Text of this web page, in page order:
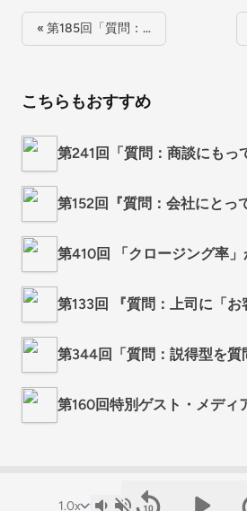
« 第185回「質問：…
こちらもおすすめ
第241回「質問：商談にもっ
第152回『質問：会社にとっ
第410回 「クロージング率
第133回 『質問：上司に「
第344回「質問：説得型を
第160回特別ゲスト・メディ